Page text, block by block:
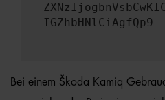
IGZhbHNlCiAgfQp9
Bei einem Škoda Kamiq